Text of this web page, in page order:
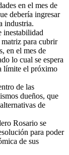
en el mes de
debería ingresar
industria.
inestabilidad
para cubrir
en el mes de
lo cual se espera
límite el próximo
de las
dueños, que
de
Rosario se
para poder
de sus